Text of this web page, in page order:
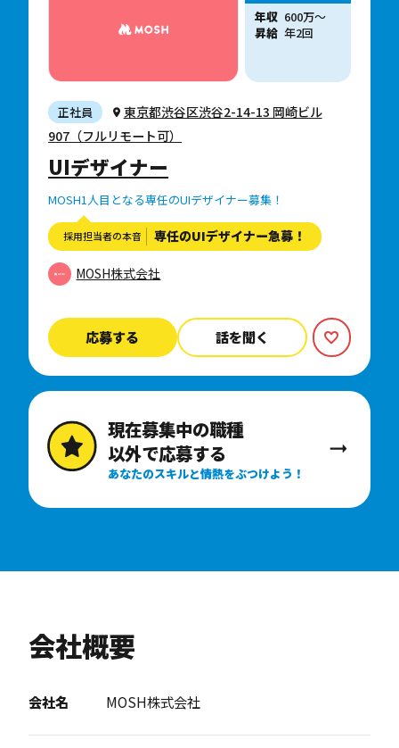
年収 600万〜
昇給 年2回
正社員
東京都渋谷区渋谷2-14-13 岡崎ビル
907（フルリモート可）
UIデザイナー
MOSH1人目となる専任のUIデザイナー募集！
採用担当者の本音 専任のUIデザイナー急募！
MOSH株式会社
応募する 話を聞く
現在募集中の職種
以外で応募する
あなたのスキルと情熱をぶつけよう！
会社概要
会社名 MOSH株式会社